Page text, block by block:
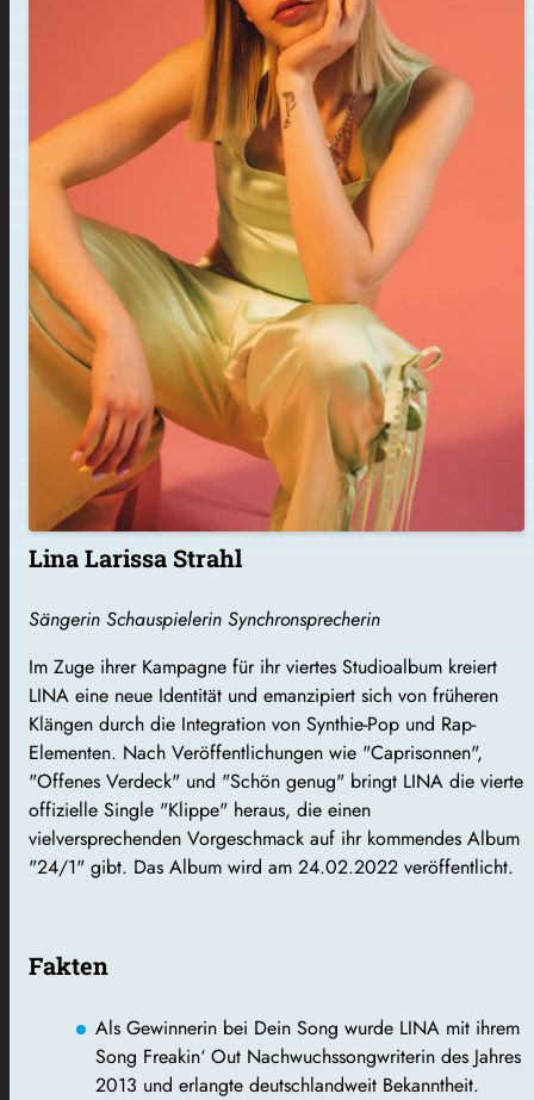
Lina Larissa Strahl
Sängerin Schauspielerin Synchronsprecherin
Im Zuge ihrer Kampagne für ihr viertes Studioalbum kreiert
LINA eine neue Identität und emanzipiert sich von früheren
Klängen durch die Integration von Synthie-Pop und Rap-
Elementen. Nach Veröffentlichungen wie "Caprisonnen",
"Offenes Verdeck" und "Schön genug" bringt LINA die vierte
offizielle Single "Klippe" heraus, die einen
vielversprechenden Vorgeschmack auf ihr kommendes Album
"24/1" gibt. Das Album wird am 24.02.2022 veröffentlicht.
Fakten
Als Gewinnerin bei Dein Song wurde LINA mit ihrem
Song Freakin‘ Out Nachwuchssongwriterin des Jahres
2013 und erlangte deutschlandweit Bekanntheit.